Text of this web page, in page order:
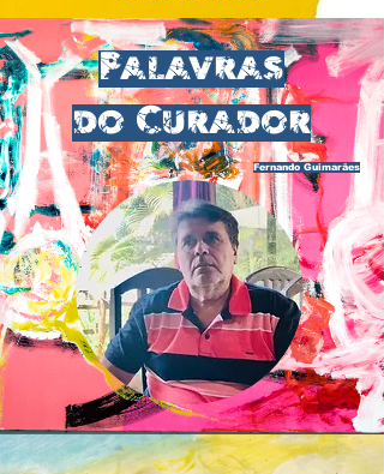
Palavras
do Curador
Fernando Guimarães